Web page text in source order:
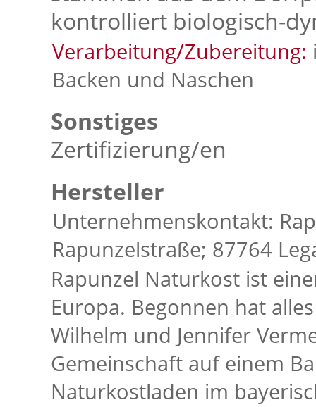
kontrolliert biologisch-
Verarbeitung/Zubereitung:
Backen und Naschen
Sonstiges
Zertifizierung/en
Hersteller
Unternehmenskontakt:
Rapunzelstraße; 87764
Rapunzel Naturkost ist
Europa. Begonnen hat
Wilhelm und Jennifer
Gemeinschaft auf einem
Naturkostladen im